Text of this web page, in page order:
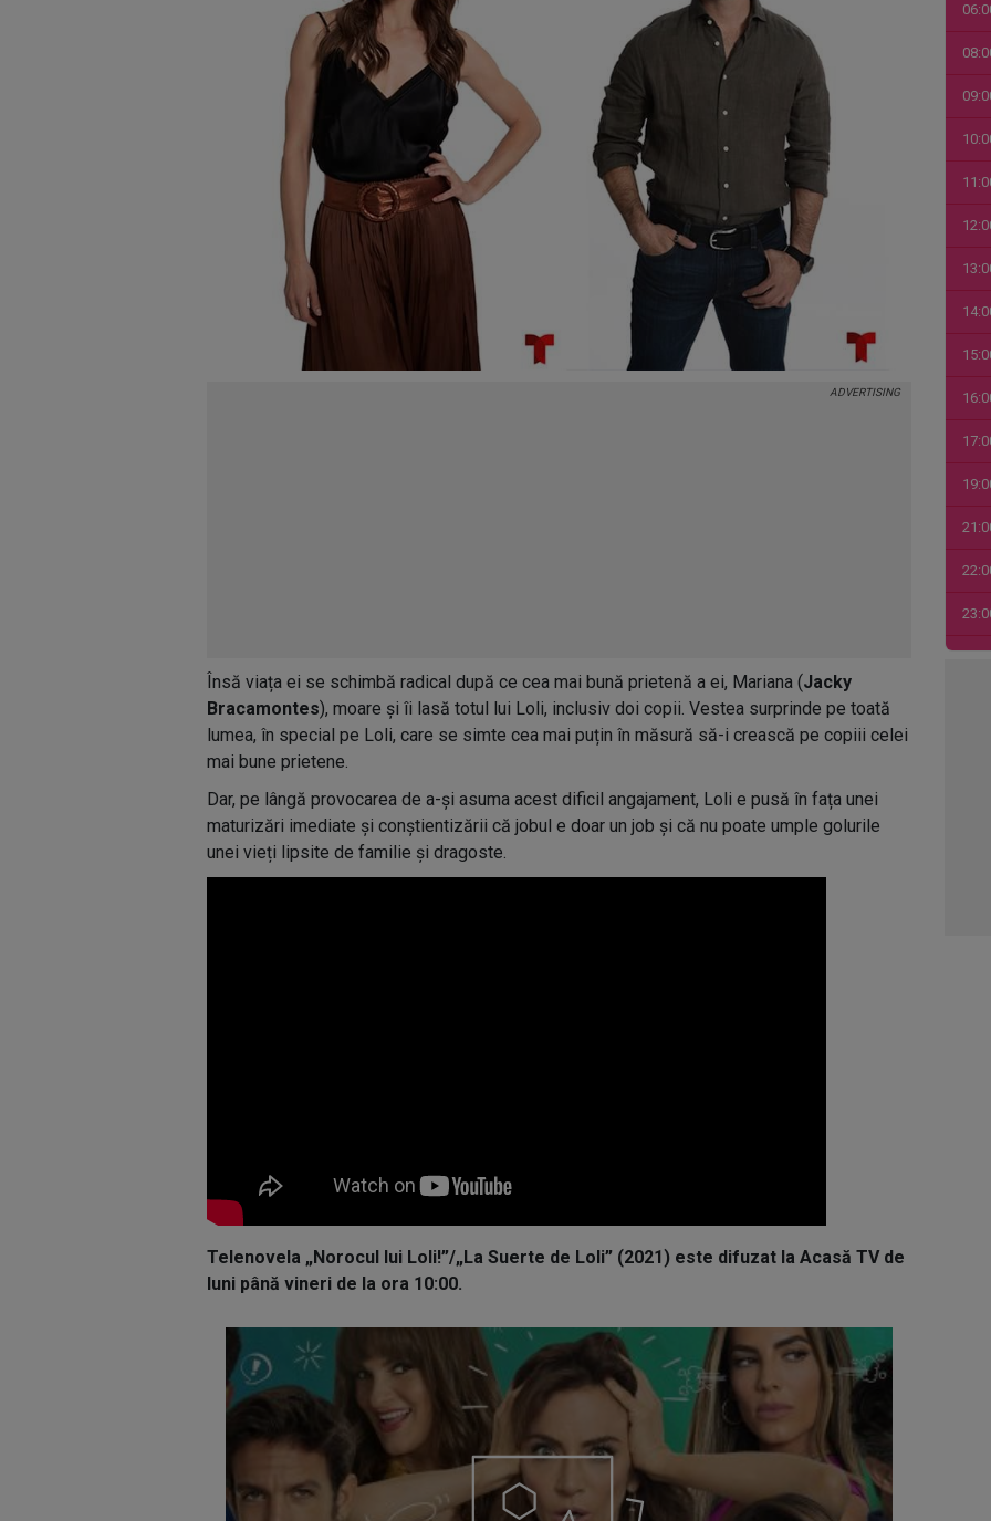
Însă viața ei se schimbă radical după ce cea mai bună prietenă a ei, Mariana (Jacky
Bracamontes), moare și îi lasă totul lui Loli, inclusiv doi copii. Vestea surprinde pe toată
lumea, în special pe Loli, care se simte cea mai puțin în măsură să-i crească pe copiii celei
mai bune prietene.
Dar, pe lângă provocarea de a-și asuma acest dificil angajament, Loli e pusă în fața unei
maturizări imediate și conștientizării că jobul e doar un job și că nu poate umple golurile
unei vieți lipsite de familie și dragoste.
Telenovela „Norocul lui Loli!”/„La Suerte de Loli” (2021) este difuzat la Acasă TV de
luni până vineri de la ora 10:00.